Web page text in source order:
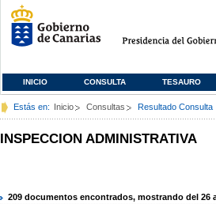
INICIO CONSULTA TESAURO
Estás en: Inicio Consultas Resultado Consulta
INSPECCION ADMINISTRATIVA
209 documentos encontrados, mostrando del 26